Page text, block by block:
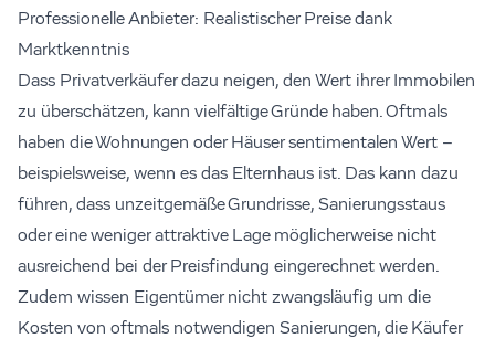
Professionelle Anbieter: Realistischer Preise dank
Marktkenntnis
Dass Privatverkäufer dazu neigen, den Wert ihrer Immobilen
zu überschätzen, kann vielfältige Gründe haben. Oftmals
haben die Wohnungen oder Häuser sentimentalen Wert –
beispielsweise, wenn es das Elternhaus ist. Das kann dazu
führen, dass unzeitgemäße Grundrisse, Sanierungsstaus
oder eine weniger attraktive Lage möglicherweise nicht
ausreichend bei der Preisfindung eingerechnet werden.
Zudem wissen Eigentümer nicht zwangsläufig um die
Kosten von oftmals notwendigen Sanierungen, die Käufer